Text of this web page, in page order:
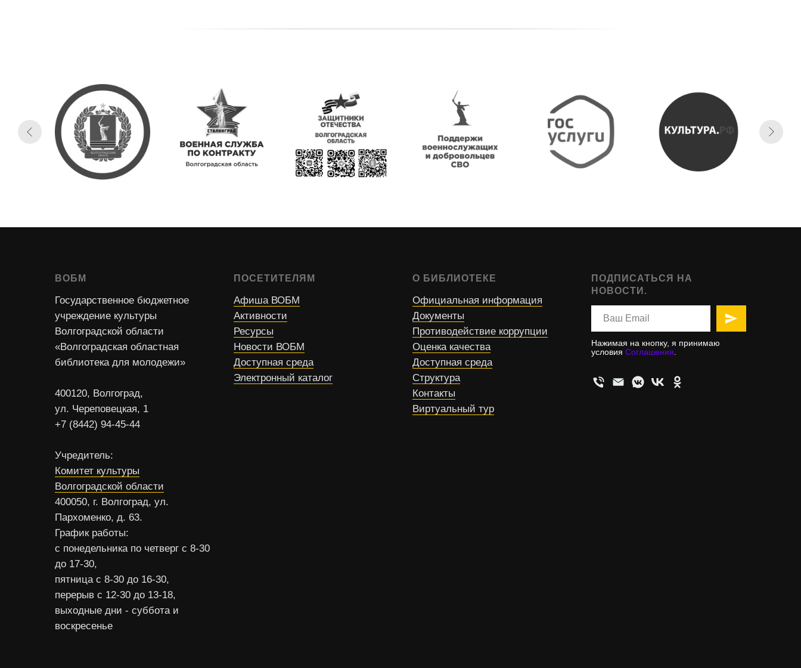
ВОБМ
Государственное бюджетное
учреждение культуры
Волгоградской области
«Волгоградская областная
библиотека для молодежи»
400120, Волгоград,
ул. Череповецкая, 1
+7 (8442) 94-45-44
Учредитель:
Комитет культуры
Волгоградской области
400050, г. Волгоград, ул.
Пархоменко, д. 63.
График работы:
с понедельника по четверг с 8-30
до 17-30,
пятница с 8-30 до 16-30,
перерыв с 12-30 до 13-18,
выходные дни - суббота и
воскресенье
ПОСЕТИТЕЛЯМ
Афиша ВОБМ
Активности
Ресурсы
Новости ВОБМ
Доступная среда
Электронный каталог
О БИБЛИОТЕКЕ
Официальная информация
Документы
Противодействие коррупции
Оценка качества
Доступная среда
Структура
Контакты
Виртуальный тур
ПОДПИСАТЬСЯ НА
НОВОСТИ.
Нажимая на кнопку, я принимаю
условия Соглашения